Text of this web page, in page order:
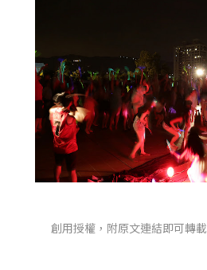
創用授權，附原文連結即可轉載